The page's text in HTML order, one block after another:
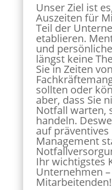
Unser Ziel ist
Auszeiten für
Teil der
etablieren.
und
längst keine
Sie in Zeiten
sollten oder
aber, dass Sie
Notfall warten,
handeln.
auf
Management
Ihr wichtigstes
Unternehmen
Mitarbeitenden!